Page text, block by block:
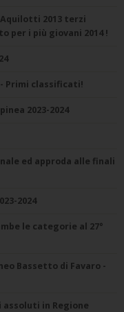
2013 terzi
per i più giovani 2014 !
Primi classificati!
2023-2024
ed approda alle finali
2024
le categorie al 27°
Bassetto di Favaro -
assoluti in Regione